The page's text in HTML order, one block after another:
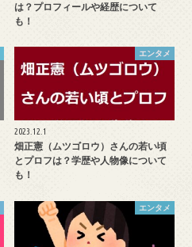
は？プロフィールや経歴について
も！
エンタメ
2023.12.1
畑正憲（ムツゴロウ）さんの若い頃
とプロフは？学歴や人物像について
も！
エンタメ